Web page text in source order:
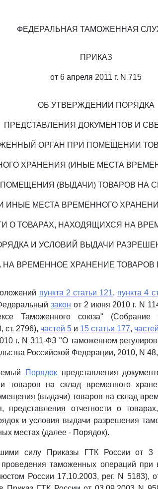
ФЕДЕРАЛЬНАЯ ТАМОЖЕННАЯ
ПРИКАЗ
от 6 апреля 2011 г. N 715
ОБ УТВЕРЖДЕНИИ ПОРЯДКА
ПРЕДСТАВЛЕНИЯ ДОКУМЕНТОВ И
ОРГАН ПРИ ПОМЕЩЕНИИ
ХРАНЕНИЯ (ИНЫЕ МЕСТА
ПОМЕЩЕНИЯ (ВЫДАЧИ) ТОВАРОВ НА
ИНЫЕ МЕСТА ВРЕМЕННОГО
О ТОВАРАХ, НАХОДЯЩИХСЯ НА
И УСЛОВИЙ ВЫДАЧИ
НА ВРЕМЕННОЕ ХРАНЕНИЕ ТОВАРОВ
пункта 2 статьи 121, пункта 4
закон от 2 июня 2010 г. N
Таможенного союза" (Собрание
ст. 2796), частей 5 и 15 статьи 177,
г. N 311-ФЗ "О таможенном
Российской Федерации, 2010, N
Порядокпредставления
товаров на склад временного
(выдачи) товаров на склад
представления отчетности о
и условия выдачи разрешения
местах (далее - Порядок).
силу Приказы ГТК России от
таможенных операций при
России 17.10.2003, рег. N 5183),